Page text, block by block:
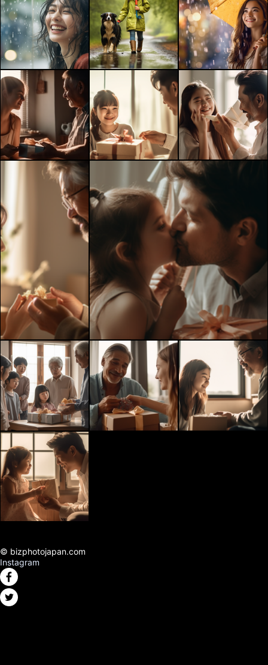
© bizphotojapan.com
Instagram